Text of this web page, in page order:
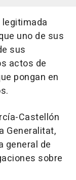
uno de sus
sus
actos de
pongan en
Castellón
Generalitat,
general de
sobre